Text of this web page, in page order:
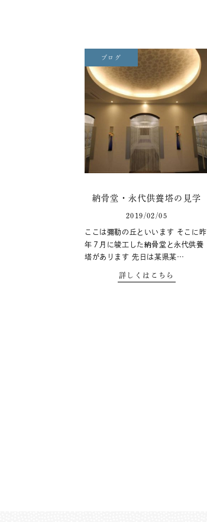
ブログ
納骨堂・永代供養塔の見学
2019/02/05
ここは彌勒の丘といいます そこに昨
年７月に竣工した納骨堂と永代供養
塔があります 先日は某県某…
詳しくはこちら